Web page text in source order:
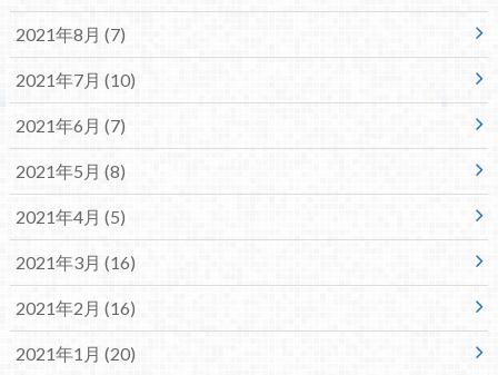
2021年8月 (7)
2021年7月 (10)
2021年6月 (7)
2021年5月 (8)
2021年4月 (5)
2021年3月 (16)
2021年2月 (16)
2021年1月 (20)